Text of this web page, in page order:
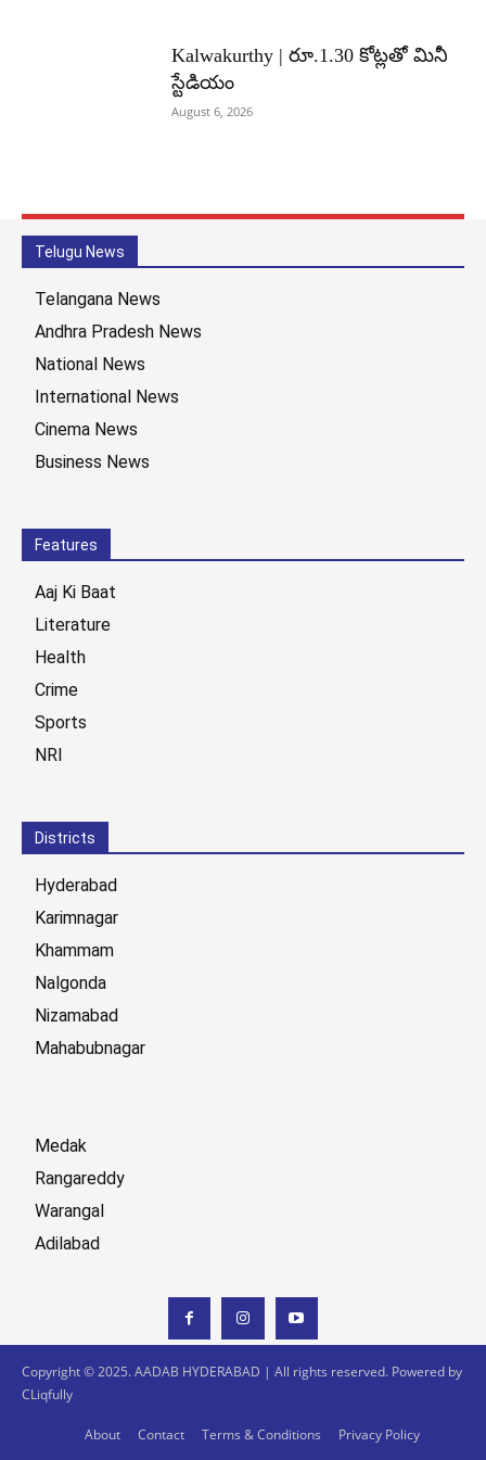
Kalwakurthy | రూ.1.30 కోట్లతో మినీ
స్టేడియం
August 6, 2026
Telugu News
Telangana News
Andhra Pradesh News
National News
International News
Cinema News
Business News
Features
Aaj Ki Baat
Literature
Health
Crime
Sports
NRI
Districts
Hyderabad
Karimnagar
Khammam
Nalgonda
Nizamabad
Mahabubnagar
Medak
Rangareddy
Warangal
Adilabad
Copyright © 2025. AADAB HYDERABAD | All rights reserved. Powered by
CLiqfully
About Contact Terms & Conditions Privacy Policy